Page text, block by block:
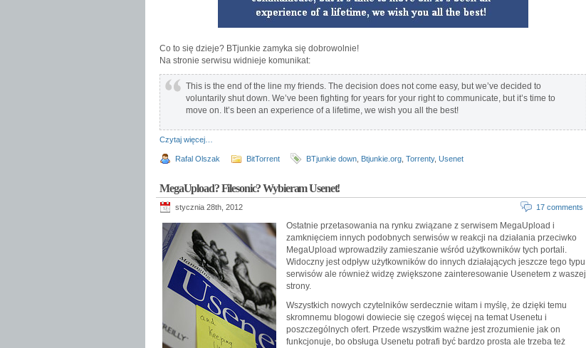
Co to się dzieje? BTjunkie zamyka się dobrowolnie!
Na stronie serwisu widnieje komunikat:
This is the end of the line my friends. The decision does not come easy, but we’ve decided to
voluntarily shut down. We’ve been fighting for years for your right to communicate, but it’s time to
move on. It’s been an experience of a lifetime, we wish you all the best!
Czytaj więcej…
Rafal Olszak BitTorrent BTjunkie down Btjunkie.org Torrenty, Usenet
MegaUpload? Filesonic? Wybieram Usenet!
stycznia 28th, 2012 17 comments
Ostatnie przetasowania na rynku związane z serwisem MegaUpload i
zamknięciem innych podobnych serwisów w reakcji na działania przeciwko
MegaUpload wprowadziły zamieszanie wśród użytkowników tych portali.
Widoczny jest odpływ użytkowników do innych działających jeszcze tego typu
serwisów ale również widzę zwiększone zainteresowanie Usenetem z waszej
strony.
Wszystkich nowych czytelników serdecznie witam i myślę, że dzięki temu
skromnemu blogowi dowiecie się czegoś więcej na temat Usenetu i
poszczególnych ofert. Przede wszystkim ważne jest zrozumienie jak on
funkcjonuje, bo obsługa Usenetu potrafi być bardzo prosta ale trzeba też